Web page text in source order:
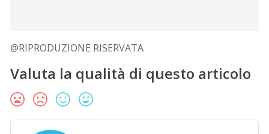
@RIPRODUZIONE RISERVATA
Valuta la qualità di questo articolo